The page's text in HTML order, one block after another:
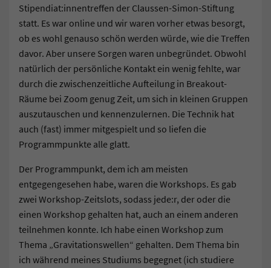
Stipendiat:innentreffen der Claussen-Simon-Stiftung
statt. Es war online und wir waren vorher etwas besorgt,
ob es wohl genauso schön werden würde, wie die Treffen
davor. Aber unsere Sorgen waren unbegründet. Obwohl
natürlich der persönliche Kontakt ein wenig fehlte, war
durch die zwischenzeitliche Aufteilung in Breakout-
Räume bei Zoom genug Zeit, um sich in kleinen Gruppen
auszutauschen und kennenzulernen. Die Technik hat
auch (fast) immer mitgespielt und so liefen die
Programmpunkte alle glatt.
Der Programmpunkt, dem ich am meisten
entgegengesehen habe, waren die Workshops. Es gab
zwei Workshop-Zeitslots, sodass jede:r, der oder die
einen Workshop gehalten hat, auch an einem anderen
teilnehmen konnte. Ich habe einen Workshop zum
Thema „Gravitationswellen“ gehalten. Dem Thema bin
ich während meines Studiums begegnet (ich studiere